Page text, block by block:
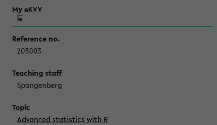
205003
Spangenberg
Advanced statistics with R